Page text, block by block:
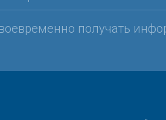
получать